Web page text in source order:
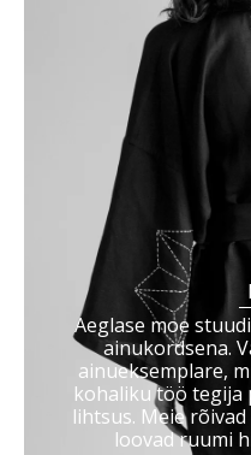
Aeglase moe
ainukordsena.
ainueksemplare,
kohaliku töö tegija
lihtsus. Meie
loovad ruumi